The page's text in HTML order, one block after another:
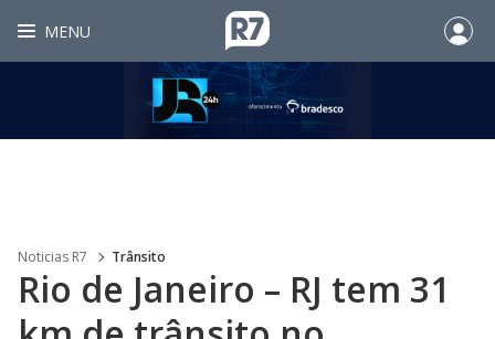
MENU
Noticias R7 Trânsito
Rio de Janeiro – RJ tem 31